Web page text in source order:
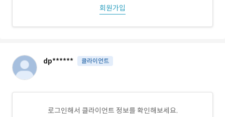
회원가입
dp****** 클라이언트
로그인해서 클라이언트 정보를 확인해보세요.